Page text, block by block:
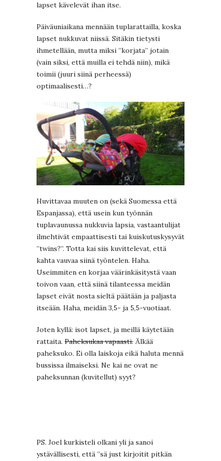
lapset kävelevät ihan itse.
Päiväuniaikana mennään tuplarattailla, koska
lapset nukkuvat niissä. Sitäkin tietysti
ihmetellään, mutta miksi ”korjata” jotain
(vain siksi, että muilla ei tehdä niin), mikä
toimii (juuri siinä perheessä)
optimaalisesti…?
Huvittavaa muuten on (sekä Suomessa että
Espanjassa), että usein kun työnnän
tuplavaunussa nukkuvia lapsia, vastaantulijat
ilmehtivät empaattisesti tai kuiskutuskysyvät
”twins?”. Totta kai siis kuvittelevat, että
kahta vauvaa siinä työntelen. Haha.
Useimmiten en korjaa väärinkäsitystä vaan
toivon vaan, että siinä tilanteessa meidän
lapset eivät nosta sieltä päätään ja paljasta
itseään. Haha, meidän 3,5- ja 5,5-vuotiaat.
Joten kyllä: isot lapset, ja meillä käytetään
rattaita. Paheksukaa vapaasti. Älkää
paheksuko. Ei olla laiskoja eikä haluta mennä
bussissa ilmaiseksi. Ne kai ne ovat ne
paheksunnan (kuvitellut) syyt?
PS. Joel kurkisteli olkani yli ja sanoi
ystävällisesti, että ”sä just kirjoitit pitkän